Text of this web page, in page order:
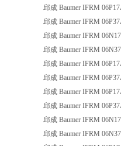
邱成 Baumer IFRM
邱成 Baumer IFRM
邱成 Baumer IFRM
邱成 Baumer IFRM
邱成 Baumer IFRM
邱成 Baumer IFRM
邱成 Baumer IFRM
邱成 Baumer IFRM
邱成 Baumer IFRM
邱成 Baumer IFRM